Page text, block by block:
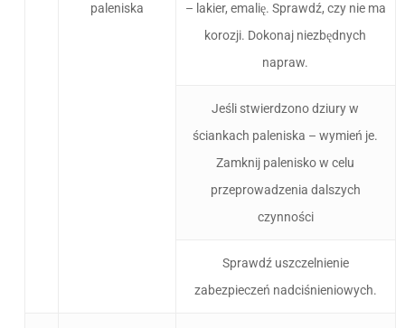
paleniska
– lakier, emalię. Sprawdź, czy nie ma
korozji. Dokonaj niezbędnych
napraw.
Jeśli stwierdzono dziury w
ściankach paleniska – wymień je.
Zamknij palenisko w celu
przeprowadzenia dalszych
czynności
Sprawdź uszczelnienie
zabezpieczeń nadciśnieniowych.